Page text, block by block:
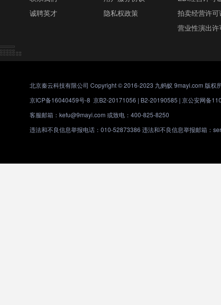
诚聘英才
隐私权政策
拍卖经营许可
营业性演出许
北京秦云科技有限公司 Copyright © 2016-2023 九蚂蚁 9mayi.com 版权
京ICP备16040459号-8 京B2-20171056 | B2-20190585 | 京公安网备
客服邮箱：kefu@9mayi.com 或致电：400-825-8250
违法和不良信息举报电话：010-52873386 违法和不良信息举报邮箱：